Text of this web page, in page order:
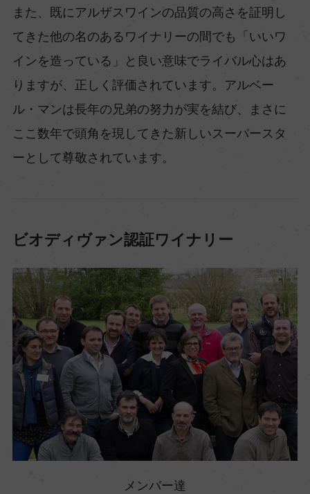
また、既にアルザスワインの品質の高さを証明し
てきた他の名のあるワイナリーの間でも「いいワ
インを造っている」と良い意味でライバル心はあ
りますが、正しく評価されています。アルベー
ル・マンは長年の兄弟の努力が実を結び、まさに
ここ数年で頭角を現してきた新しいスーパースタ
ーとして尊敬されています。
ビオディヴァン認証ワイナリー
メンバー達